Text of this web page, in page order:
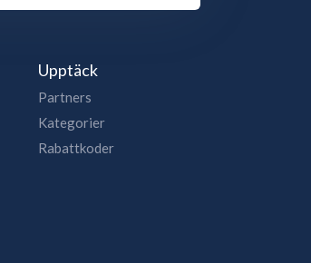
Upptäck
Partners
Kategorier
Rabattkoder